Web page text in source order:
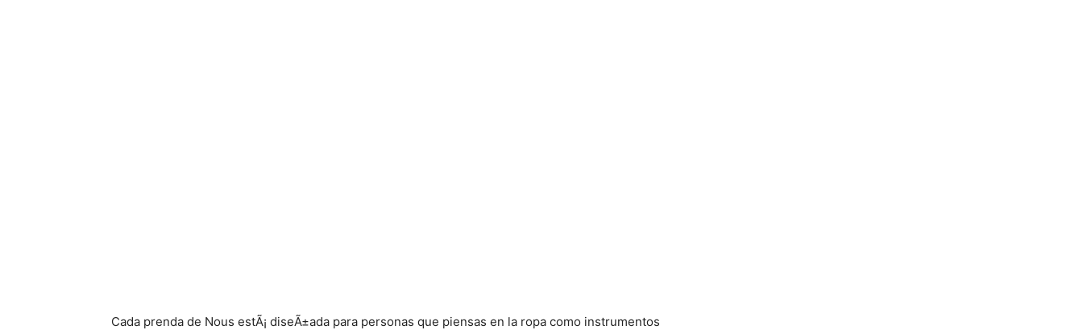
Cada prenda de Nous estÃ¡ diseÃ±ada para personas que piensas en la ropa como instrumentos